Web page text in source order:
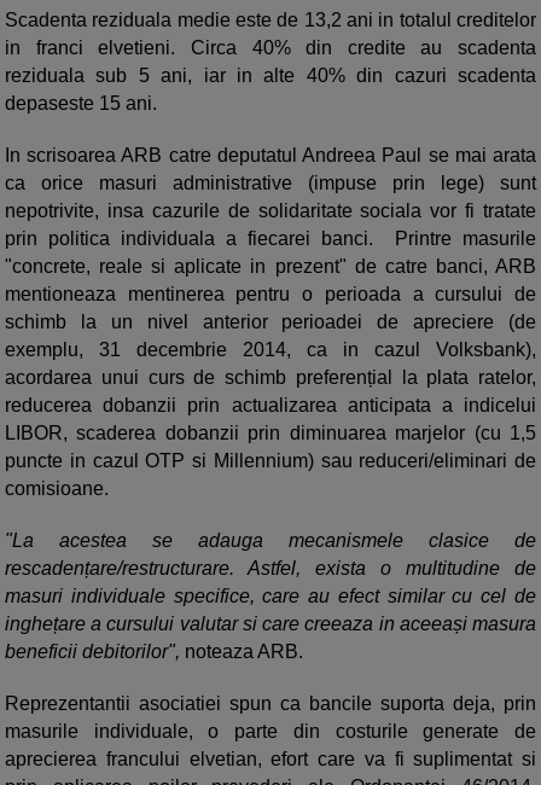
Scadenta reziduala medie este de 13,2 ani in totalul creditelor
in franci elvetieni. Circa 40% din credite au scadenta
reziduala sub 5 ani, iar in alte 40% din cazuri scadenta
depaseste 15 ani.
In scrisoarea ARB catre deputatul Andreea Paul se mai arata
ca orice masuri administrative (impuse prin lege) sunt
nepotrivite, insa cazurile de solidaritate sociala vor fi tratate
prin politica individuala a fiecarei banci. Printre masurile
"concrete, reale si aplicate in prezent" de catre banci, ARB
mentioneaza mentinerea pentru o perioada a cursului de
schimb la un nivel anterior perioadei de apreciere (de
exemplu, 31 decembrie 2014, ca in cazul Volksbank),
acordarea unui curs de schimb preferențial la plata ratelor,
reducerea dobanzii prin actualizarea anticipata a indicelui
LIBOR, scaderea dobanzii prin diminuarea marjelor (cu 1,5
puncte in cazul OTP si Millennium) sau reduceri/eliminari de
comisioane.
"La acestea se adauga mecanismele clasice de
rescadențare/restructurare. Astfel, exista o multitudine de
masuri individuale specifice, care au efect similar cu cel de
inghețare a cursului valutar si care creeaza in aceeași masura
beneficii debitorilor", noteaza ARB.
Reprezentantii asociatiei spun ca bancile suporta deja, prin
masurile individuale, o parte din costurile generate de
aprecierea francului elvetian, efort care va fi suplimentat si